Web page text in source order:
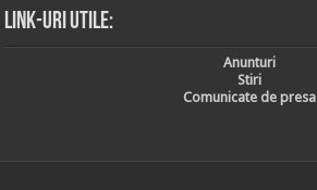
Link-uri utile:
Anunturi
Stiri
Comunicate de presa